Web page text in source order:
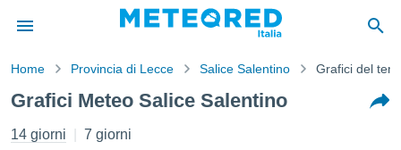
di
Home Provincia di Lecce Salice Salentino Grafici del
Grafici Meteo Salice Salentino
14 giorni 7 giorni